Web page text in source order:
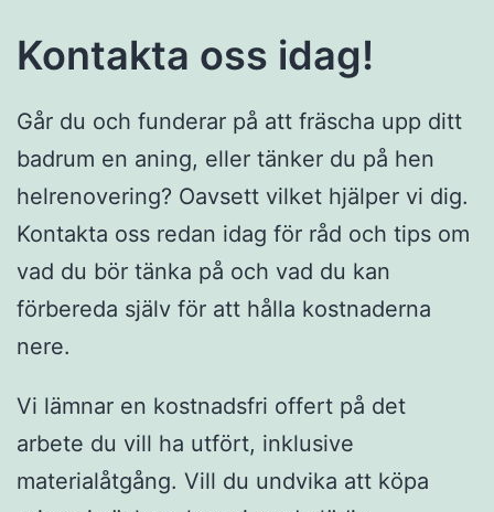
Kontakta oss idag!
Går du och funderar på att fräscha upp ditt
badrum en aning, eller tänker du på hen
helrenovering? Oavsett vilket hjälper vi dig.
Kontakta oss redan idag för råd och tips om
vad du bör tänka på och vad du kan
förbereda själv för att hålla kostnaderna
nere.
Vi lämnar en kostnadsfri offert på det
arbete du vill ha utfört, inklusive
materialåtgång. Vill du undvika att köpa